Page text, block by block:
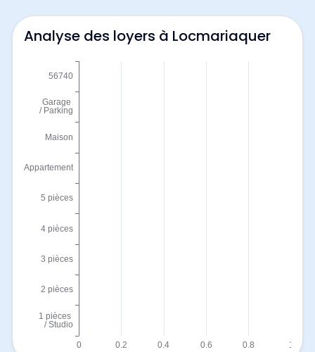
Analyse des loyers à Locmariaquer